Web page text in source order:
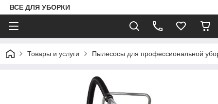
ВСЕ ДЛЯ УБОРКИ
Товары и услуги Пылесосы для профессиональной